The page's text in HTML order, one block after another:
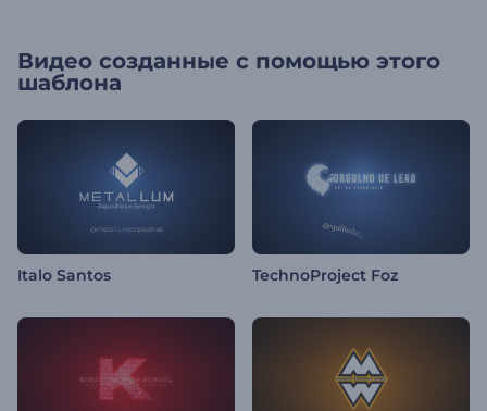
Видео созданные с помощью этого
шаблона
Italo Santos TechnoProject Foz